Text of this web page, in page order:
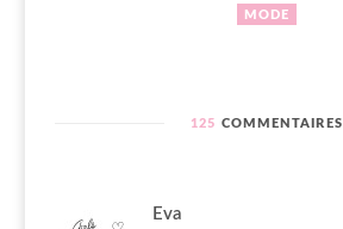
MODE
125 COMMENTAIRES
Eva